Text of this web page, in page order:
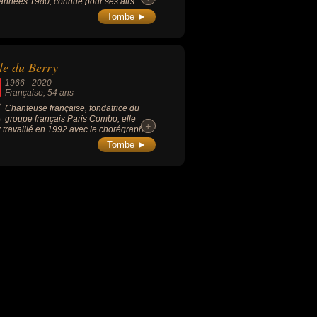
elle avait aussi publié plusieurs
consacrés aux médecines alternatives.
Tombe ►
du Berry
1966 -2020
Française , 54 ans
Chanteuse française, fondatrice du
groupe français Paris Combo, elle
travaillé en 1992 avec le chorégraphe
Découflé sur les ballets des
des Jeux olympiques
+
+
Tombe ►